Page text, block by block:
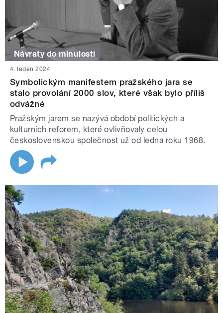
Návraty do minulosti
4. leden 2024
Symbolickým manifestem pražského jara se
stalo provolání 2000 slov, které však bylo příliš
odvážné
Pražským jarem se nazývá období politických a
kulturních reforem, které ovlivňovaly celou
československou společnost už od ledna roku 1968.